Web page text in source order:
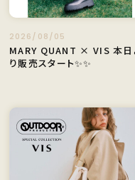
2026/08/05
MARY QUANT × VIS 本日
り販売スタート✨✨